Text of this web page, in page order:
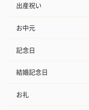
出産祝い
お中元
記念日
結婚記念日
お礼